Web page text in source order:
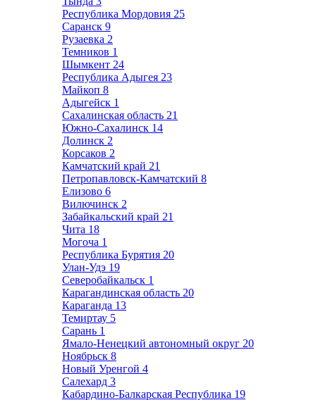
Республика Мордовия 25
Саранск 9
Рузаевка 2
Темников 1
Шымкент 24
Республика Адыгея 23
Майкоп 8
Адыгейск 1
Сахалинская область 21
Южно-Сахалинск 14
Долинск 2
Корсаков 2
Камчатский край 21
Петропавловск-Камчатский 8
Елизово 6
Вилючинск 2
Забайкальский край 21
Чита 18
Могоча 1
Республика Бурятия 20
Улан-Удэ 19
Северобайкальск 1
Карагандинская область 20
Караганда 13
Темиртау 5
Сарань 1
Ямало-Ненецкий автономный округ 20
Ноябрьск 8
Новый Уренгой 4
Салехард 3
Кабардино-Балкарская Республика 19